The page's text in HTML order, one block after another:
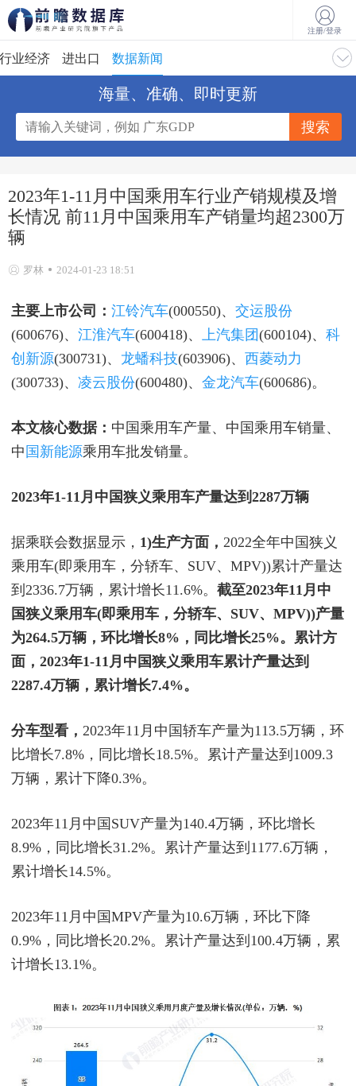
注册/登录
行业经济 进出口 数据新闻
海量、准确、即时更新
2023年1-11月中国乘用车行业产销规模及增
长情况 前11月中国乘用车产销量均超2300万
辆
罗林 2024-01-23 18:51
主要上市公司： 江铃汽车(000550)、 交运股份
(600676)、 江淮汽车(600418)、 上汽集团(600104)、 科
创新源(300731)、 龙蟠科技(603906)、 西菱动力
(300733)、 凌云股份(600480)、 金龙汽车(600686)。
本文核心数据： 中国乘用车产量、中国乘用车销量、
中 国新能源乘用车批发销量。
2023年1-11月中国狭义乘用车产量达到2287万辆
据乘联会数据显示， 1)生产方面， 2022全年中国狭义
乘用车(即乘用车，分轿车、SUV、MPV))累计产量达
到2336.7万辆，累计增长11.6%。 截至2023年11月中
国狭义乘用车(即乘用车，分轿车、SUV、MPV))产量
为264.5万辆，环比增长8%，同比增长25%。累计方
面，2023年1-11月中国狭义乘用车累计产量达到
2287.4万辆，累计增长7.4%。
分车型看， 2023年11月中国轿车产量为113.5万辆，环
比增长7.8%，同比增长18.5%。累计产量达到1009.3
万辆，累计下降0.3%。
2023年11月中国SUV产量为140.4万辆，环比增长
8.9%，同比增长31.2%。累计产量达到1177.6万辆，
累计增长14.5%。
2023年11月中国MPV产量为10.6万辆，环比下降
0.9%，同比增长20.2%。累计产量达到100.4万辆，累
计增长13.1%。